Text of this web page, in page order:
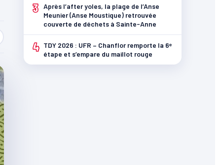
3 Après l’after yoles, la plage de l’Anse
Meunier (Anse Moustique) retrouvée
couverte de déchets à Sainte-Anne
4 TDY 2026 : UFR – Chanflor remporte la 6ᵉ
étape et s’empare du maillot rouge